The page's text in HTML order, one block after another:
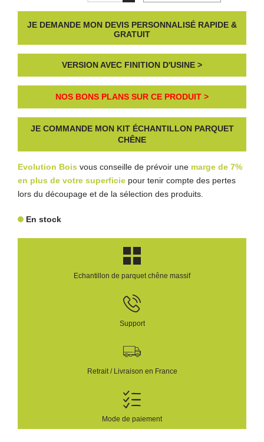
JE DEMANDE MON DEVIS PERSONNALISÉ RAPIDE &
GRATUIT
VERSION AVEC FINITION D'USINE >
NOS BONS PLANS SUR CE PRODUIT >
JE COMMANDE MON KIT ÉCHANTILLON PARQUET
CHÊNE
Evolution Bois vous conseille de prévoir une marge de 7%
en plus de votre superficie pour tenir compte des pertes
lors du découpage et de la sélection des produits.
En stock
Echantillon de parquet chêne massif
Support
Retrait / Livraison en France
Mode de paiement